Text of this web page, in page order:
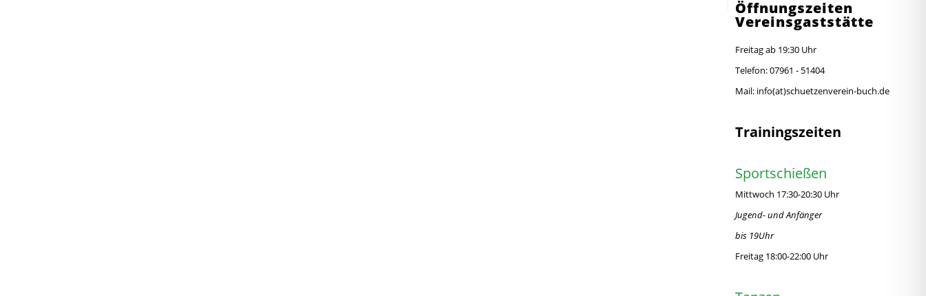
Öffnungszeiten
Vereinsgaststätte
Freitag ab 19:30 Uhr
Telefon: 07961 - 51404
Mail: info(at)schuetzenverein-buch.de
Trainingszeiten
Sportschießen
Mittwoch 17:30-20:30 Uhr
Jugend- und Anfänger
bis 19Uhr
Freitag 18:00-22:00 Uhr